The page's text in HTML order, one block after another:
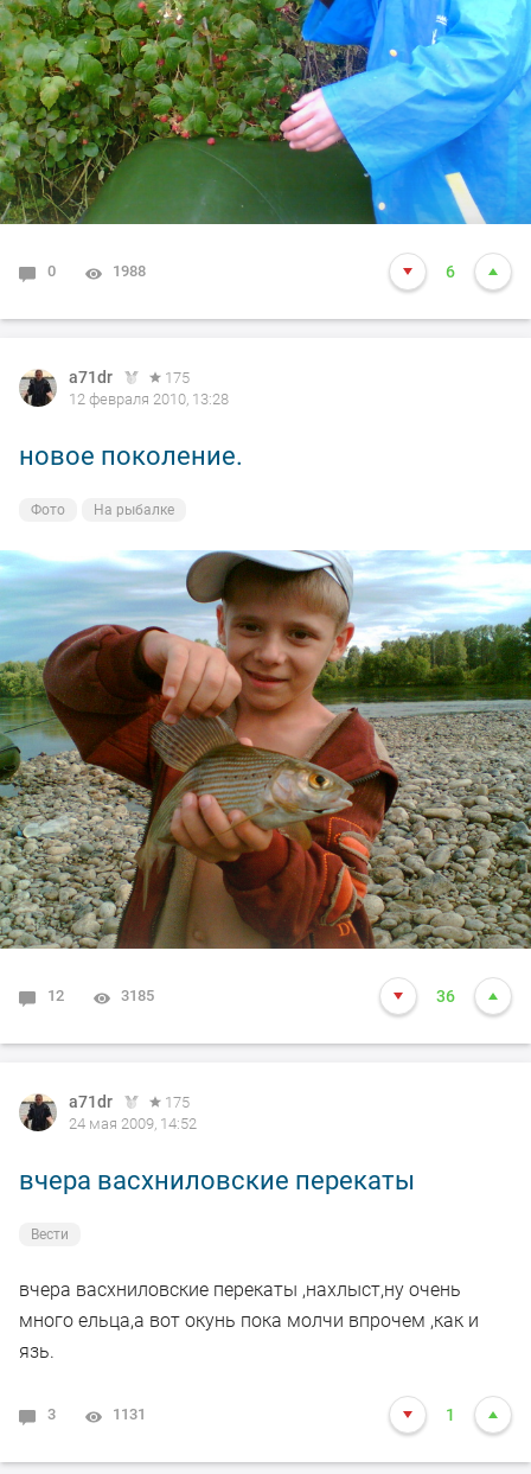
0 1988 6
a71dr
175
12 февраля 2010, 13:28
новое поколение.
Фото На рыбалке
12 3185 36
a71dr
175
24 мая 2009, 14:52
вчера васхниловские перекаты
Вести
вчера васхниловские перекаты ,нахлыст,ну очень
много ельца,а вот окунь пока молчи впрочем ,как и
язь.
3 1131 1